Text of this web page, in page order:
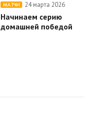
МАТЧИ 24 марта 2026
Начинаем серию
домашней победой